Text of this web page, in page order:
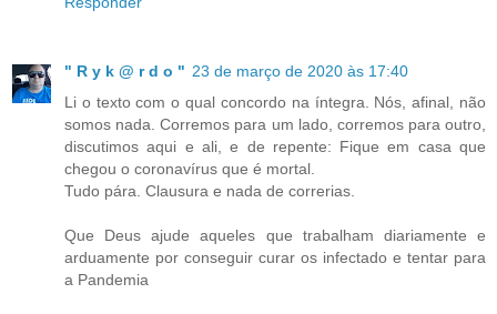
" R y k @ r d o " 23 de março de 2020 às 17:40
Li o texto com o qual concordo na íntegra. Nós, afinal, não
somos nada. Corremos para um lado, corremos para outro,
discutimos aqui e ali, e de repente: Fique em casa que
chegou o coronavírus que é mortal.
Tudo pára. Clausura e nada de correrias.
Que Deus ajude aqueles que trabalham diariamente e
arduamente por conseguir curar os infectado e tentar para
a Pandemia